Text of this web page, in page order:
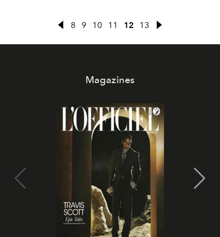
8 9 10 11 12 13
Magazines